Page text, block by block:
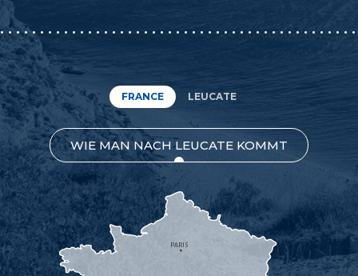
FRANCE LEUCATE
WIE MAN NACH LEUCATE KOMMT
PARIS